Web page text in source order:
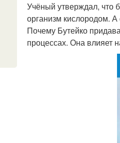
Учёный утверждал, что
организм кислородом. А
Почему Бутейко
процессах. Она влияет